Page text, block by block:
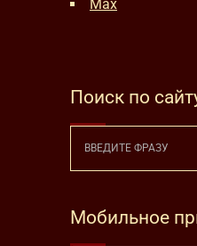
Max
Поиск по
Мобильное